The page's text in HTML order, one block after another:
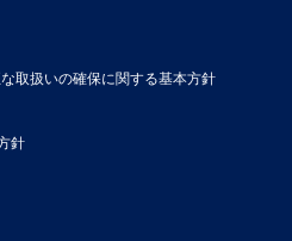
取扱いの確保に関する基本方針
針